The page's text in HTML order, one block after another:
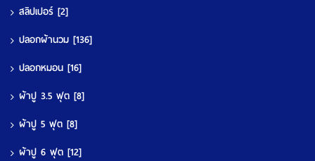
สลิปเปอร์ [2]
ปลอกผ้านวม [136]
ปลอกหมอน [16]
ผ้าปู 3.5 ฟุต [8]
ผ้าปู 5 ฟุต [8]
ผ้าปู 6 ฟุต [12]